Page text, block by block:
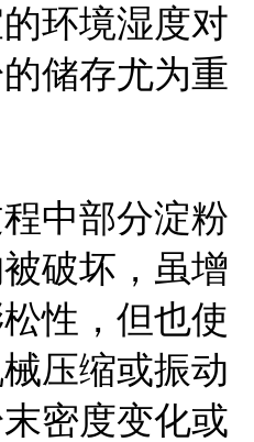
环境湿度对
储存尤为重
中部分淀粉
破坏，虽增
性，但也使
压缩或振动
密度变化或